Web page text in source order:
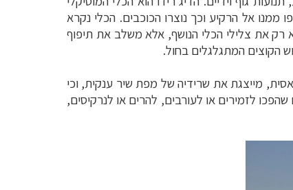
ממנו אל הרקיע וכך נוצרו הכוכבים. הכלי נקרא
רק את צלילי הכלי הנושף, אלא משלב את תיפוף
הקוצים המתגלגלים בחול.
מייצגת את שרידיה של מפת שיר ענקית, וכי
שהפכו לזמירים או לעורבים, להרים או לנרקיסים,